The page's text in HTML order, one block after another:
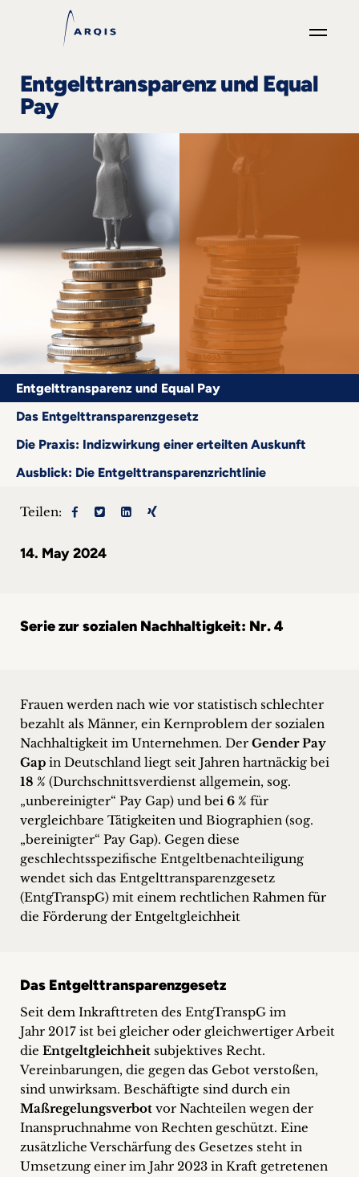
Fokusgruppen
&
Events
Karriere
+
Blog
&
Podcasts
+
Philosophie
Kontakt
Entgelttransparenz und Equal
Pay
Entgelttransparenz und Equal Pay
Das Entgelttransparenzgesetz
Die Praxis: Indizwirkung einer erteilten Auskunft
Ausblick: Die Entgelttransparenzrichtlinie
Teilen:
14. May 2024
Serie zur sozialen Nachhaltigkeit: Nr. 4
Frauen werden nach wie vor statistisch schlechter
bezahlt als Männer, ein Kernproblem der sozialen
Nachhaltigkeit im Unternehmen. Der Gender Pay
Gap in Deutschland liegt seit Jahren hartnäckig bei
18 % (Durchschnittsverdienst allgemein, sog.
„unbereinigter“ Pay Gap) und bei 6 % für
vergleichbare Tätigkeiten und Biographien (sog.
„bereinigter“ Pay Gap). Gegen diese
geschlechtsspezifische Entgeltbenachteiligung
wendet sich das Entgelttransparenzgesetz
(EntgTranspG) mit einem rechtlichen Rahmen für
die Förderung der Entgeltgleichheit
Das Entgelttransparenzgesetz
Seit dem Inkrafttreten des EntgTranspG im
Jahr 2017 ist bei gleicher oder gleichwertiger Arbeit
die Entgeltgleichheit subjektives Recht.
Vereinbarungen, die gegen das Gebot verstoßen,
sind unwirksam. Beschäftigte sind durch ein
Maßregelungsverbot vor Nachteilen wegen der
Inanspruchnahme von Rechten geschützt. Eine
zusätzliche Verschärfung des Gesetzes steht in
Umsetzung einer im Jahr 2023 in Kraft getretenen